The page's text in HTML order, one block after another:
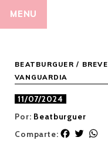
MENU
BEATBURGUER /
VANGUARDIA
11/07/2024
Por: Beatburguer
Comparte:
F
T